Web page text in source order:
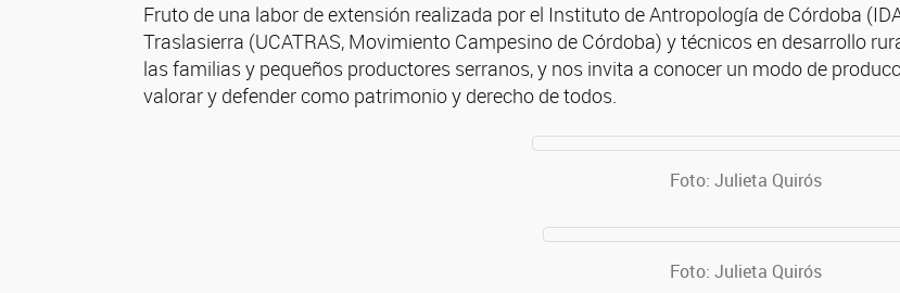
Fruto de una labor de extensión realizada por el Instituto de Antropología de Córdoba
Traslasierra (UCATRAS, Movimiento Campesino de Córdoba) y técnicos en desarrollo
las familias y pequeños productores serranos, y nos invita a conocer un modo de
valorar y defender como patrimonio y derecho de todos.
Foto: Julieta Quirós
Foto: Julieta Quirós